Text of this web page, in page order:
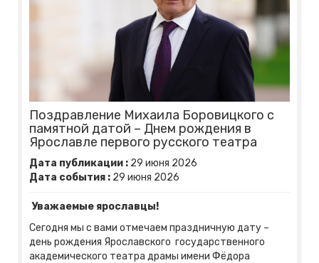
Поздравление Михаила Боровицкого с
памятной датой – Днем рождения в
Ярославле первого русского театра
Дата публикации : 29 июня 2026
Дата события : 29 июня 2026
Уважаемые ярославцы!
Сегодня мы с вами отмечаем праздничную дату –
день рождения Ярославского государственного
академического театра драмы имени Фёдора